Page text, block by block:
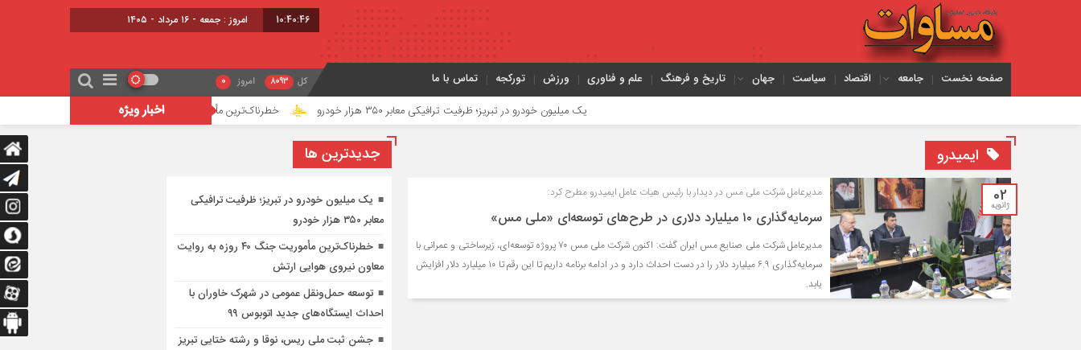
10:40:47 امروز : جمعه - ۱۶ مرداد - ۱۴۰۵
صفحه نخست جامعه اقتصاد سیاست جهان تاریخ و فرهنگ علم و فناوری ورزش تورکجه تماس با ما کل 8093 امروز 0
اخبار ویژه یک میلیون خودرو در تبریز؛ ظرفیت ترافیکی معابر ۳۵۰ هزار خودرو خطرناک‌ترین مأموریت جنگ ۴۰ روزه به روایت معاون نیروی هوایی ارتش
ایمیدرو
02
ژانویه
مدیرعامل شرکت ملی مس در دیدار با رئیس هیات عامل ایمیدرو مطرح کرد:
سرمایه‌گذاری ۱۰ میلیارد دلاری در طرح‌های توسعه‌ای «ملی مس»
مدیرعامل شرکت ملی صنایع مس ایران گفت: اکنون شرکت ملی مس ۷۰ پروژه توسعه‌ای، زیرساختی و عمرانی با
سرمایه‌گذاری ۶.۹ میلیارد دلار را در دست احداث دارد و در ادامه برنامه داریم تا این رقم تا ۱۰ میلیارد دلار افزایش
یابد.
جديدترين ها
یک میلیون خودرو در تبریز؛ ظرفیت ترافیکی
معابر ۳۵۰ هزار خودرو
خطرناک‌ترین مأموریت جنگ ۴۰ روزه به روایت
معاون نیروی هوایی ارتش
توسعه حمل‌ونقل عمومی در شهرک خاوران با
احداث ایستگاه‌های جدید اتوبوس ۹۹
جشن ثبت ملی ریس، نوقا و رشته ختایی تبریز